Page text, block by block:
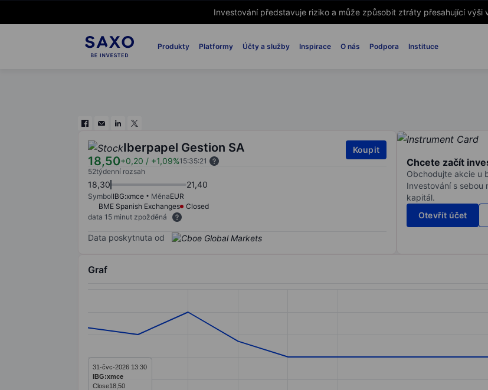
Investování představuje riziko a může způsobit ztráty přesahující výši
Produkty Platformy Účty a služby Inspirace O nás Podpora Instituce
Iberpapel Gestion SA
18,50+0,20 / +1,09%15:35:21
Koupit
52týdenní rozsah
18,30 21,40
SymbolIBG:xmce MěnaEUR
BME Spanish Exchanges
Closed
data 15 minut zpožděná
Data poskytnuta od
Chcete začít
Obchodujte akcie u
Investování s sebou
kapitál.
Otevřít účet
Graf
Line chart with 13 data points.
The chart has 1 X axis displaying categories.
The chart has 1 Y axis displaying values. Data ranges from 18.4 to 18.7.
31-čvc-2026 13:30
IBG:xmce
Close18,50